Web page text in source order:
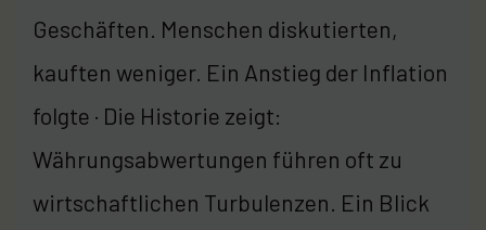
Geschäften. Menschen diskutierten,
kauften weniger. Ein Anstieg der Inflation
folgte · Die Historie zeigt:
Währungsabwertungen führen oft zu
wirtschaftlichen Turbulenzen. Ein Blick